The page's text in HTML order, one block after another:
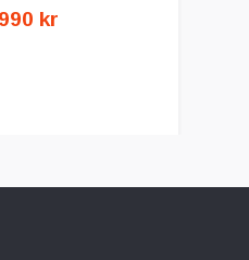
kr